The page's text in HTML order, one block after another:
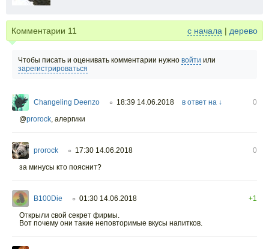
Комментарии 11 с начала | дерево
Чтобы писать и оценивать комментарии нужно войти или
зарегистрироваться
Changeling Deenzo ○ 18:39 14.06.2018 в ответ на ↓
0
@prorock алергики
prorock ○ 17:30 14.06.2018
0
за минусы кто пояснит?
B100Die ○ 01:30 14.06.2018
+1
Открыли свой секрет фирмы.
Вот почему они такие неповторимые вкусы напитков.